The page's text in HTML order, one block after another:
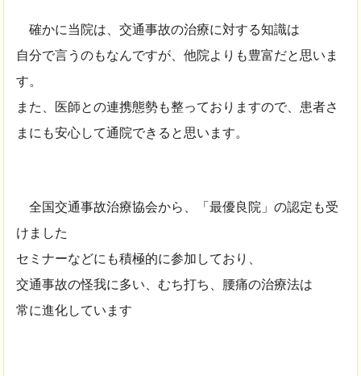
確かに当院は、交通事故の治療に対する知識は
自分で言うのもなんですが、他院よりも豊富だと思いま
す。
また、医師との連携態勢も整っておりますので、患者さ
まにも安心して通院できると思います。
全国交通事故治療協会から、「最優良院」の認定も受
けました
セミナーなどにも積極的に参加しており、
交通事故の怪我に多い、むち打ち、腰痛の治療法は
常に進化しています